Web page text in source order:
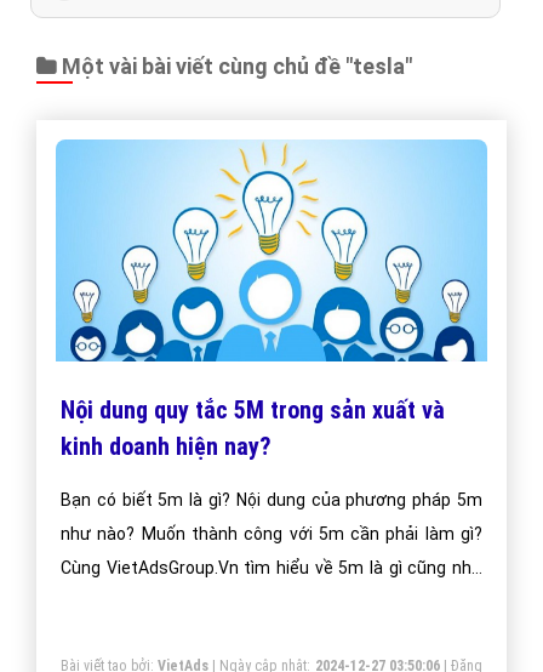
Một vài bài viết cùng chủ đề "tesla"
Nội dung quy tắc 5M trong sản xuất và
kinh doanh hiện nay?
Bạn có biết 5m là gì? Nội dung của phương pháp 5m
như nào? Muốn thành công với 5m cần phải làm gì?
Cùng VietAdsGroup.Vn tìm hiểu về 5m là gì cũng như
Bài viết tạo bởi: VietAds| Ngày cập nhật: 2024-12-27 03:50:06|Đăng